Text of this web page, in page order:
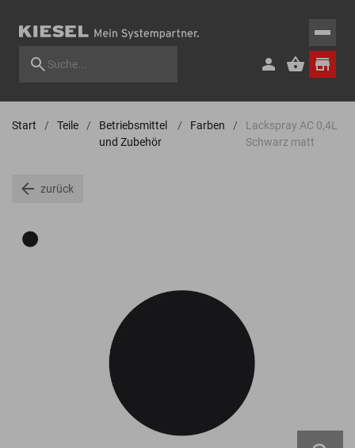
Start Teile
Betriebsmittel
und Zubehör
Farben
Lackspray AC 0,4L
Schwarz matt
zurück